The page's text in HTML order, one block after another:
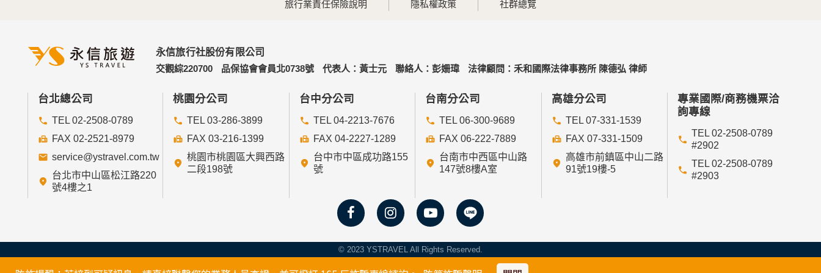
旅行業責任保險說明 隱私權政策 社群總覽
永信旅行社股份有限公司
交觀綜220700
品保協會會員北0738號 代表人：黃士元 聯絡人：彭姍瑋 法律顧問：禾和國際法律事務所 陳德弘 律師
台北總公司
TEL 02-2508-0789
FAX 02-2521-8979
service@ystravel.com.tw
台北市中山區松江路220
號4樓之1
桃園分公司
TEL 03-286-3899
FAX 03-216-1399
桃園市桃園區大興西路
二段198號
台中分公司
TEL 04-2213-7676
FAX 04-2227-1289
台中市中區成功路155
號
台南分公司
TEL 06-300-9689
FAX 06-222-7889
台南市中西區中山路
147號8樓A室
高雄分公司
TEL 07-331-1539
FAX 07-331-1509
高雄市前鎮區中山二路
91號19樓-5
專業國際/商務機票洽
詢專線
TEL 02-2508-0789
#2902
TEL 02-2508-0789
#2903
© 2023 YSTRAVEL All Rights Reserved.